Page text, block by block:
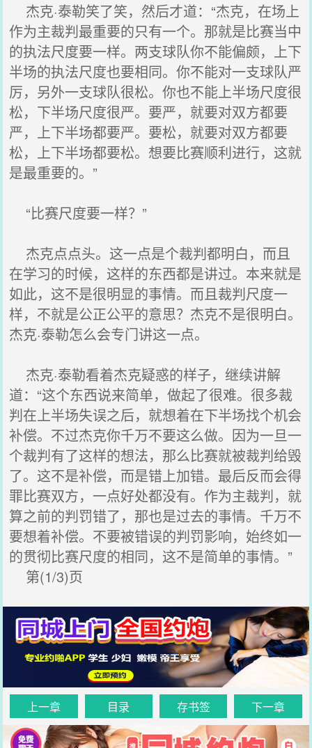
杰克·泰勒笑了笑，然后才道：“杰克，在场上
作为主裁判最重要的只有一个。那就是比赛当中
的执法尺度要一样。两支球队你不能偏颇，上下
半场的执法尺度也要相同。你不能对一支球队严
厉，另外一支球队很松。你也不能上半场尺度很
松，下半场尺度很严。要严，就要对双方都要
严，上下半场都要严。要松，就要对双方都要
松，上下半场都要松。想要比赛顺利进行，这就
是最重要的。”
“比赛尺度要一样？”
杰克点点头。这一点是个裁判都明白，而且
在学习的时候，这样的东西都是讲过。本来就是
如此，这不是很明显的事情。而且裁判尺度一
样，不就是公正公平的意思？杰克不是很明白。
杰克·泰勒怎么会专门讲这一点。
杰克·泰勒看着杰克疑惑的样子，继续讲解
道：“这个东西说来简单，做起了很难。很多裁
判在上半场失误之后，就想着在下半场找个机会
补偿。不过杰克你千万不要这么做。因为一旦一
个裁判有了这样的想法，那么比赛就被裁判给毁
了。这不是补偿，而是错上加错。最后反而会得
罪比赛双方，一点好处都没有。作为主裁判，就
算之前的判罚错了，那也是过去的事情。千万不
要想着补偿。不要被错误的判罚影响，始终如一
的贯彻比赛尺度的相同，这不是简单的事情。”
第(1/3)页
上一章 目录 存书签 下一章